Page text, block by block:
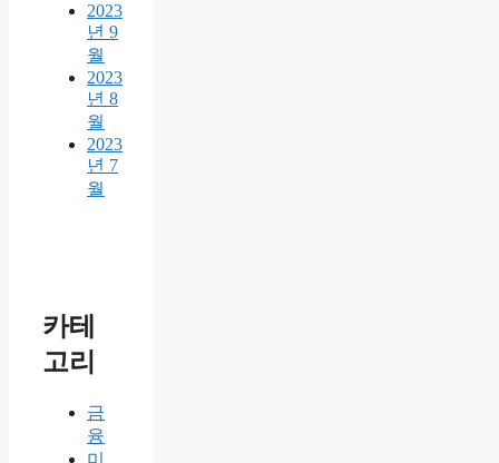
2023
년 9
월
2023
년 8
월
2023
년 7
월
카테
고리
금
융